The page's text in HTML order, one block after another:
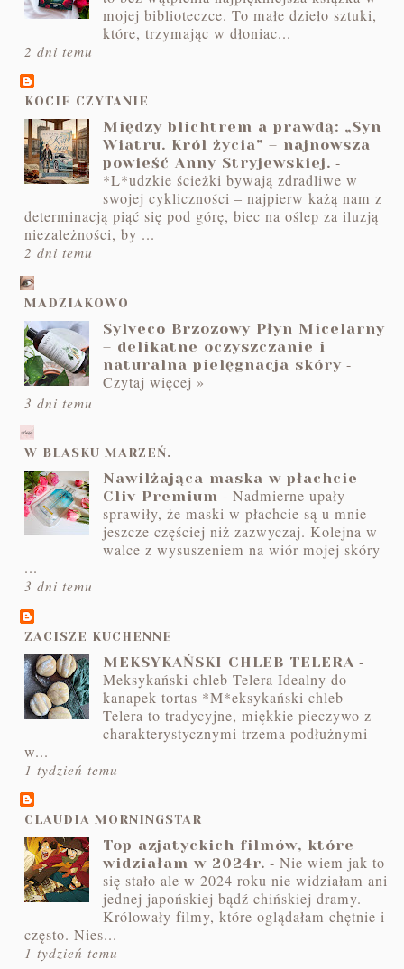
mojej biblioteczce. To małe dzieło sztuki,
które, trzymając w dłoniac...
2 dni temu
KOCIE CZYTANIE
Między blichtrem a prawdą: „Syn
Wiatru. Król życia” – najnowsza
powieść Anny Stryjewskiej. -
*L*udzkie ścieżki bywają zdradliwe w
swojej cykliczności – najpierw każą nam z
determinacją piąć się pod górę, biec na oślep za iluzją
niezależności, by ...
2 dni temu
MADZIAKOWO
Sylveco Brzozowy Płyn Micelarny
– delikatne oczyszczanie i
naturalna pielęgnacja skóry -
Czytaj więcej »
3 dni temu
W BLASKU MARZEŃ.
Nawilżająca maska w płachcie
Cliv Premium -Nadmierne upały
sprawiły, że maski w płachcie są u mnie
jeszcze częściej niż zazwyczaj. Kolejna w
walce z wysuszeniem na wiór mojej skóry
...
3 dni temu
ZACISZE KUCHENNE
MEKSYKAŃSKI CHLEB TELERA -
Meksykański chleb Telera Idealny do
kanapek tortas *M*eksykański chleb
Telera to tradycyjne, miękkie pieczywo z
charakterystycznymi trzema podłużnymi
w...
1 tydzień temu
CLAUDIA MORNINGSTAR
Top azjatyckich filmów, które
widziałam w 2024r. -Nie wiem jak to
się stało ale w 2024 roku nie widziałam ani
jednej japońskiej bądź chińskiej dramy.
Królowały filmy, które oglądałam chętnie i
często. Nies...
1 tydzień temu